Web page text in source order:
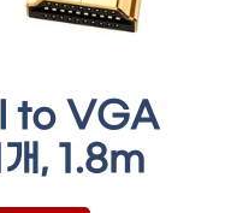
to VGA
, 1.8m